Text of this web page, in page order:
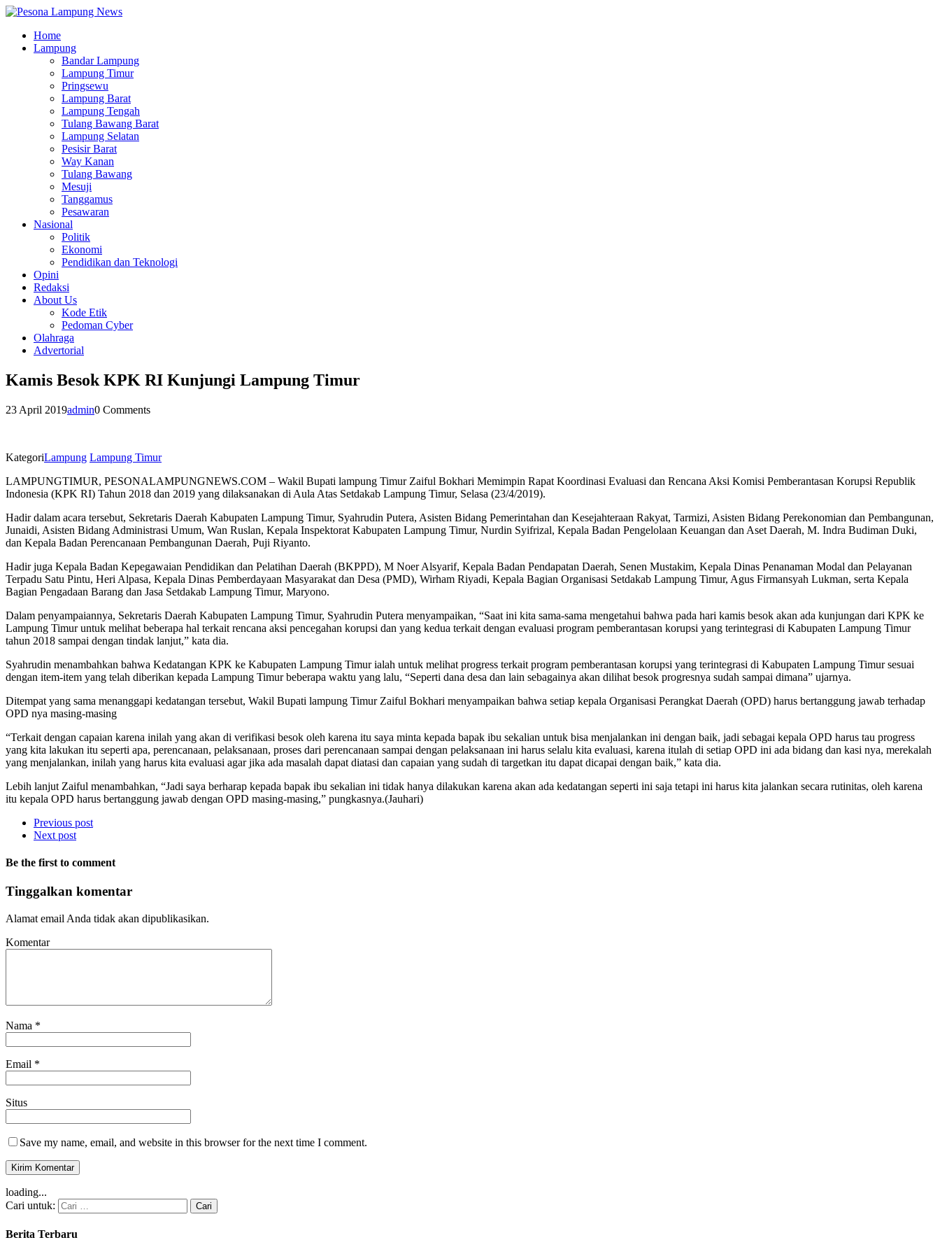
Home
Lampung
Bandar Lampung
Lampung Timur
Pringsewu
Lampung Barat
Lampung Tengah
Tulang Bawang Barat
Lampung Selatan
Pesisir Barat
Way Kanan
Tulang Bawang
Mesuji
Tanggamus
Pesawaran
Nasional
Politik
Ekonomi
Pendidikan dan Teknologi
Opini
Redaksi
About Us
Kode Etik
Pedoman Cyber
Olahraga
Advertorial
Kamis Besok KPK RI Kunjungi Lampung Timur
23 April 2019admin0 Comments
KategoriLampung Lampung Timur
LAMPUNGTIMUR, PESONALAMPUNGNEWS.COM – Wakil Bupati lampung Timur Zaiful Bokhari Memimpin Rapat Koordinasi Evaluasi dan Rencana Aksi Komisi Pemberantasan Korupsi Republik
Indonesia (KPK RI) Tahun 2018 dan 2019 yang dilaksanakan di Aula Atas Setdakab Lampung Timur, Selasa (23/4/2019).
Hadir dalam acara tersebut, Sekretaris Daerah Kabupaten Lampung Timur, Syahrudin Putera, Asisten Bidang Pemerintahan dan Kesejahteraan Rakyat, Tarmizi, Asisten Bidang Perekonomian dan Pembangunan,
Junaidi, Asisten Bidang Administrasi Umum, Wan Ruslan, Kepala Inspektorat Kabupaten Lampung Timur, Nurdin Syifrizal, Kepala Badan Pengelolaan Keuangan dan Aset Daerah, M. Indra Budiman Duki,
dan Kepala Badan Perencanaan Pembangunan Daerah, Puji Riyanto.
Hadir juga Kepala Badan Kepegawaian Pendidikan dan Pelatihan Daerah (BKPPD), M Noer Alsyarif, Kepala Badan Pendapatan Daerah, Senen Mustakim, Kepala Dinas Penanaman Modal dan Pelayanan
Terpadu Satu Pintu, Heri Alpasa, Kepala Dinas Pemberdayaan Masyarakat dan Desa (PMD), Wirham Riyadi, Kepala Bagian Organisasi Setdakab Lampung Timur, Agus Firmansyah Lukman, serta Kepala
Bagian Pengadaan Barang dan Jasa Setdakab Lampung Timur, Maryono.
Dalam penyampaiannya, Sekretaris Daerah Kabupaten Lampung Timur, Syahrudin Putera menyampaikan, “Saat ini kita sama-sama mengetahui bahwa pada hari kamis besok akan ada kunjungan dari KPK ke
Lampung Timur untuk melihat beberapa hal terkait rencana aksi pencegahan korupsi dan yang kedua terkait dengan evaluasi program pemberantasan korupsi yang terintegrasi di Kabupaten Lampung Timur
tahun 2018 sampai dengan tindak lanjut,” kata dia.
Syahrudin menambahkan bahwa Kedatangan KPK ke Kabupaten Lampung Timur ialah untuk melihat progress terkait program pemberantasan korupsi yang terintegrasi di Kabupaten Lampung Timur sesuai
dengan item-item yang telah diberikan kepada Lampung Timur beberapa waktu yang lalu, “Seperti dana desa dan lain sebagainya akan dilihat besok progresnya sudah sampai dimana” ujarnya.
Ditempat yang sama menanggapi kedatangan tersebut, Wakil Bupati lampung Timur Zaiful Bokhari menyampaikan bahwa setiap kepala Organisasi Perangkat Daerah (OPD) harus bertanggung jawab terhadap
OPD nya masing-masing
“Terkait dengan capaian karena inilah yang akan di verifikasi besok oleh karena itu saya minta kepada bapak ibu sekalian untuk bisa menjalankan ini dengan baik, jadi sebagai kepala OPD harus tau progress
yang kita lakukan itu seperti apa, perencanaan, pelaksanaan, proses dari perencanaan sampai dengan pelaksanaan ini harus selalu kita evaluasi, karena itulah di setiap OPD ini ada bidang dan kasi nya, merekalah
yang menjalankan, inilah yang harus kita evaluasi agar jika ada masalah dapat diatasi dan capaian yang sudah di targetkan itu dapat dicapai dengan baik,” kata dia.
Lebih lanjut Zaiful menambahkan, “Jadi saya berharap kepada bapak ibu sekalian ini tidak hanya dilakukan karena akan ada kedatangan seperti ini saja tetapi ini harus kita jalankan secara rutinitas, oleh karena
itu kepala OPD harus bertanggung jawab dengan OPD masing-masing,” pungkasnya.(Jauhari)
Previous post
Next post
Be the first to comment
Tinggalkan komentar
Alamat email Anda tidak akan dipublikasikan.
Komentar
Nama *
Email *
Situs
Save my name, email, and website in this browser for the next time I comment.
loading...
Cari untuk:
Berita Terbaru